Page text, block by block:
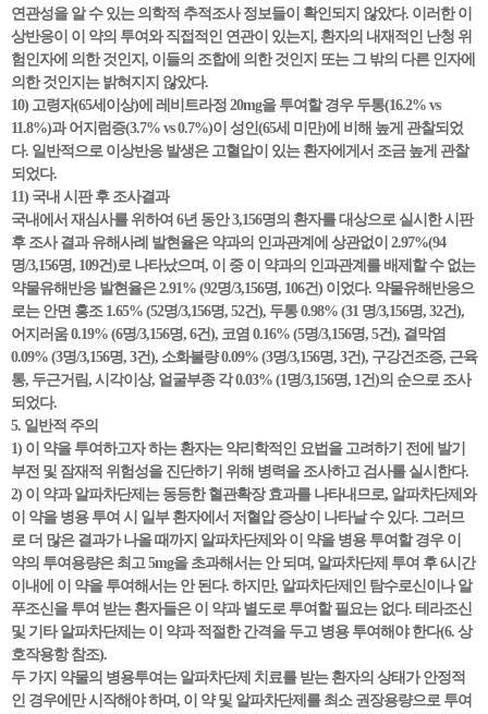
연관성을 알 수 있는 의학적 추적조사 정보들이 확인되지 않았다. 이러한 이
상반응이 이 약의 투여와 직접적인 연관이 있는지, 환자의 내재적인 난청 위
험인자에 의한 것인지, 이들의 조합에 의한 것인지 또는 그 밖의 다른 인자에
의한 것인지는 밝혀지지 않았다.
10) 고령자(65세이상)에 레비트라정 20mg을 투여할 경우 두통(16.2% vs
11.8%)과 어지럼증(3.7% vs 0.7%)이 성인(65세 미만)에 비해 높게 관찰되었
다. 일반적으로 이상반응 발생은 고혈압이 있는 환자에게서 조금 높게 관찰
되었다.
11) 국내 시판 후 조사결과
국내에서 재심사를 위하여 6년 동안 3,156명의 환자를 대상으로 실시한 시판
후 조사 결과 유해사례 발현율은 약과의 인과관계에 상관없이 2.97%(94
명/3,156명, 109건)로 나타났으며, 이 중 이 약과의 인과관계를 배제할 수 없는
약물유해반응 발현율은 2.91% (92명/3,156명, 106건) 이었다. 약물유해반응으
로는 안면 홍조 1.65% (52명/3,156명, 52건), 두통 0.98% (31 명/3,156명, 32건),
어지러움 0.19% (6명/3,156명, 6건), 코염 0.16% (5명/3,156명, 5건), 결막염
0.09% (3명/3,156명, 3건), 소화불량 0.09% (3명/3,156명, 3건), 구강건조증, 근육
통, 두근거림, 시각이상, 얼굴부종 각 0.03% (1명/3,156명, 1건)의 순으로 조사
되었다.
5. 일반적 주의
1) 이 약을 투여하고자 하는 환자는 약리학적인 요법을 고려하기 전에 발기
부전 및 잠재적 위험성을 진단하기 위해 병력을 조사하고 검사를 실시한다.
2) 이 약과 알파차단제는 동등한 혈관확장 효과를 나타내므로, 알파차단제와
이 약을 병용 투여 시 일부 환자에서 저혈압 증상이 나타날 수 있다. 그러므
로 더 많은 결과가 나올 때까지 알파차단제와 이 약을 병용 투여할 경우 이
약의 투여용량은 최고 5mg을 초과해서는 안 되며, 알파차단제 투여 후 6시간
이내에 이 약을 투여해서는 안 된다. 하지만, 알파차단제인 탐수로신이나 알
푸조신을 투여 받는 환자들은 이 약과 별도로 투여할 필요는 없다. 테라조신
및 기타 알파차단제는 이 약과 적절한 간격을 두고 병용 투여해야 한다(6. 상
호작용항 참조).
두 가지 약물의 병용투여는 알파차단제 치료를 받는 환자의 상태가 안정적
인 경우에만 시작해야 하며, 이 약 및 알파차단제를 최소 권장용량으로 투여